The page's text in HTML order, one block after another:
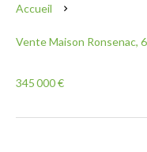
Accueil
Vente Maison Ronsenac,
345 000 €